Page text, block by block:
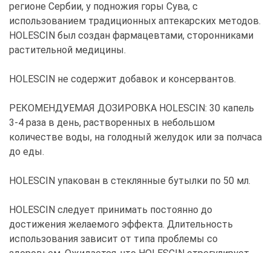
регионе Сербии, у подножия горы Сува, с
использованием традиционных аптекарских методов.
HOLESCIN был создан фармацевтами, сторонниками
растительной медицины.
HOLESCIN не содержит добавок и консервантов.
РЕКОМЕНДУЕМАЯ ДОЗИРОВКА HOLESCIN: 30 капель
3-4 раза в день, растворенных в небольшом
количестве воды, на голодный желудок или за полчаса
до еды.
HOLESCIN упакован в стеклянные бутылки по 50 мл.
HOLESCIN следует принимать постоянно до
достижения желаемого эффекта. Длительность
использования зависит от типа проблемы со